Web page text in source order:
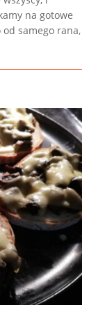
na gotowe
od samego rana,